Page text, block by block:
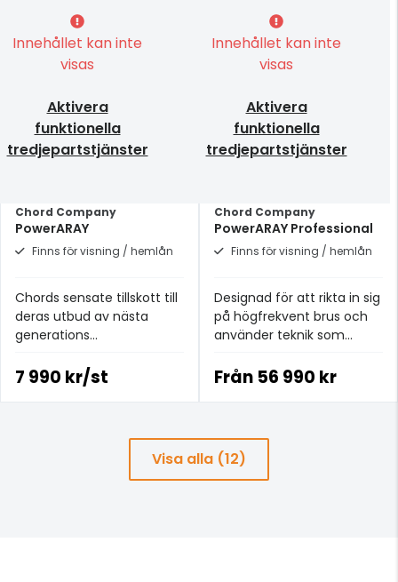
Innehållet kan inte
visas
Aktivera
funktionella
tredjepartstjänster
Chord Company
PowerARAY
Finns för visning / hemlån
Chords sensate tillskott till
deras utbud av nästa
generations
enheter.
7 990 kr/st
Innehållet kan inte
visas
Aktivera
funktionella
tredjepartstjänster
Chord Company
PowerARAY Professional
Finns för visning / hemlån
Designad för att rikta in sig
på högfrekvent brus och
använder teknik som
SuperARAY- och
Från 56 990 kr
Visa alla (12)